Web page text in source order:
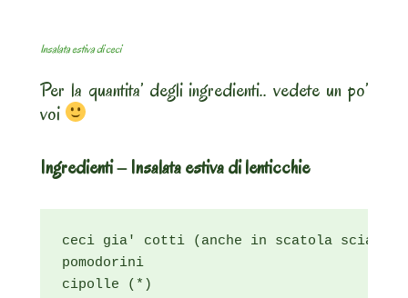
Insalata estiva di ceci
Per la quantita’ degli ingredienti.. vedete un po’
voi
Ingredienti – Insalata estiva di lenticchie
ceci gia' cotti (anche in scatola
pomodorini
cipolle (*)